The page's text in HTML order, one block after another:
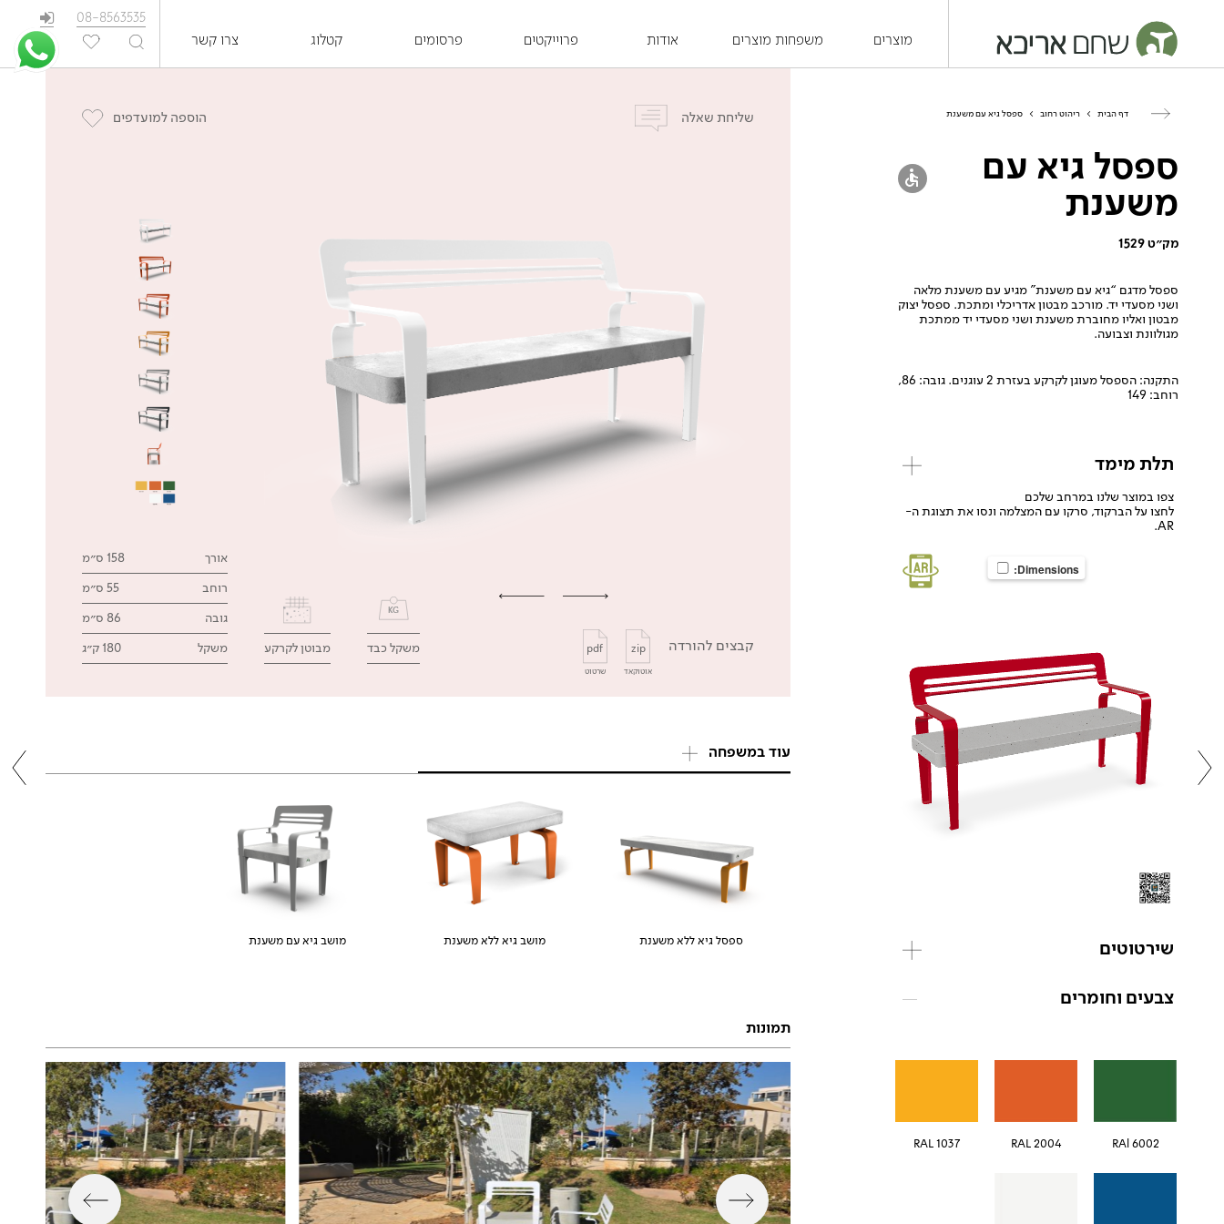
מוצרים משפחות מוצרים אודות פרוייקטים פרסומים קטלוג צרו קשר
08-8563535
EN
דף הבית > ריהוט רחוב > ספסל גיא עם משענת
ספסל גיא עם
משענת
מק״ט 1529
ספסל מדגם “גיא עם משענת” מגיע עם משענת מלאה
ושני מסעדי יד. מורכב מבטון אדריכלי ומתכת. ספסל יצוק
מבטון ואליו מחוברת משענת ושני מסעדי יד ממתכת
מגולוונת וצבועה.
התקנה: הספסל מעוגן לקרקע בעזרת 2 עוגנים. גובה: 86,
רוחב: 149
תלת מימד
צפו במוצר שלנו במרחב שלכם
לחצו על הברקוד, סרקו עם המצלמה ונסו את תצוגת ה-
AR.
Dimensions:
שירטוטים
צבעים וחומרים
RAl 6002
RAL 2004
RAL 1037
שליחת שאלה הוספה למועדפים
קבצים להורדה zip
אוטוקאד
pdf
שרטוט
משקל כבד מבוטן לקרקע
אורך 158 ס״מ
רוחב 55 ס״מ
גובה 86 ס״מ
משקל 180 ק״ג
עוד במשפחה
ספסל גיא ללא משענת מושב גיא ללא משענת מושב גיא עם משענת
תמונות